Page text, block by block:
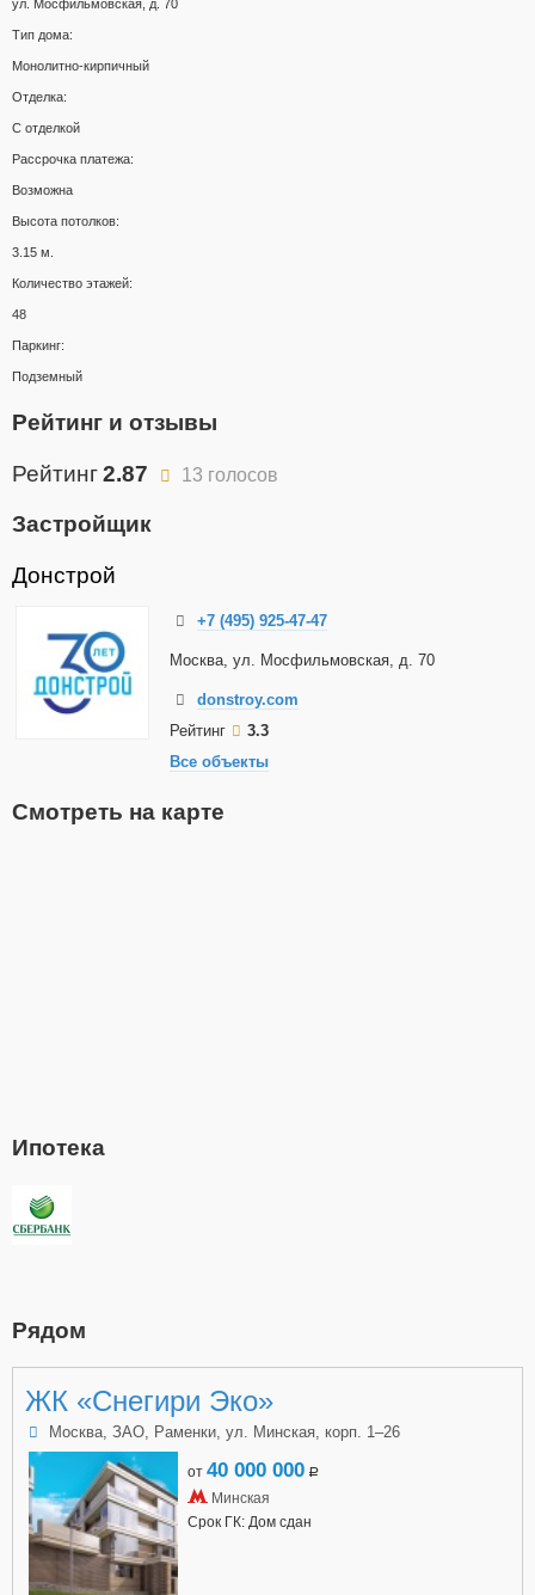
ул. Мосфильмовская, д. 70
Тип дома:
Монолитно-кирпичный
Отделка:
С отделкой
Рассрочка платежа:
Возможна
Высота потолков:
3.15 м.
Количество этажей:
48
Паркинг:
Подземный
Рейтинг и отзывы
Рейтинг2.87 13 голосов
Застройщик
Донстрой
+7 (495) 925-47-47
Москва, ул. Мосфильмовская, д. 70
donstroy.com
Рейтинг
3.3
Все объекты
Смотреть на карте
Ипотека
Рядом
ЖК «Снегири Эко»
Москва, ЗАО, Раменки, ул. Минская, корп. 1–26
от 40 000 000 a
Минская
Срок ГК: Дом сдан